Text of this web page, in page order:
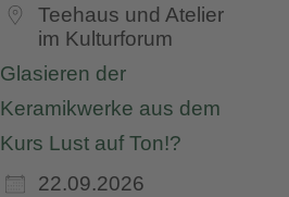
Teehaus und Atelier
im Kulturforum
Glasieren der
Keramikwerke aus dem
Kurs Lust auf Ton!?
22.09.2026